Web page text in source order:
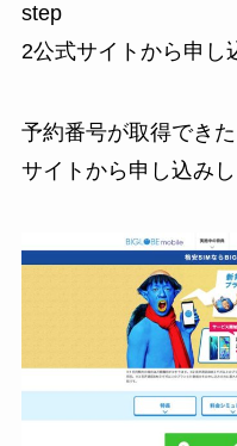
step
2公式サイトから申し
予約番号が取得でき
サイトから申し込みし